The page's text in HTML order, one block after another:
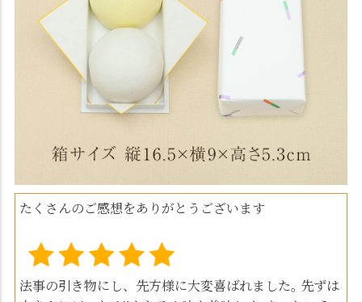
たくさんのご感想をありがとうございます
法事の引き物にし、先方様に大変喜ばれました｡ 先ずは